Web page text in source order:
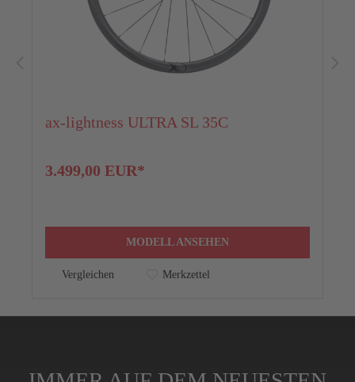
ax-lightness ULTRA SL 35C
3.499,00 EUR*
MODELL ANSEHEN
Vergleichen Merkzettel